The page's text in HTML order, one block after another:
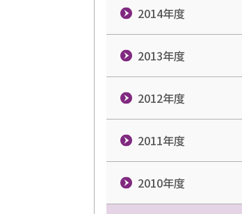
2014年度
2013年度
2012年度
2011年度
2010年度